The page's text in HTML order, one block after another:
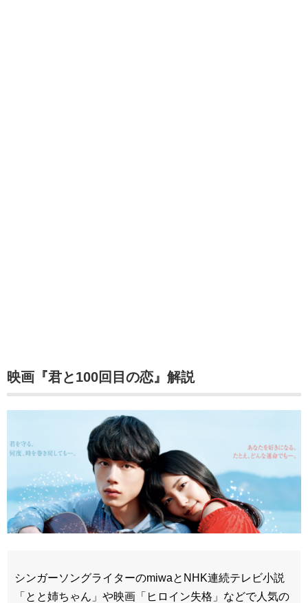
映画『君と100回目の恋』解説
シンガーソングライターのmiwaとNHK連続テレビ小説
「とと姉ちゃん」や映画「ヒロイン失格」などで人気の